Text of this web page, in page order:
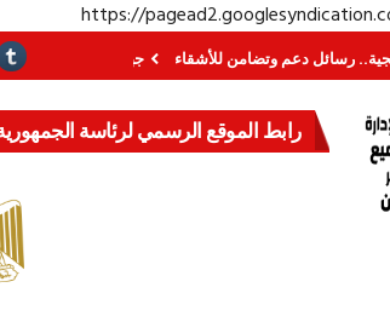
https://
دعم وتضامن للأشقاء جهاز مستقبل مصر نموذجا..
رابط الموقع الرسمي لرئاسة